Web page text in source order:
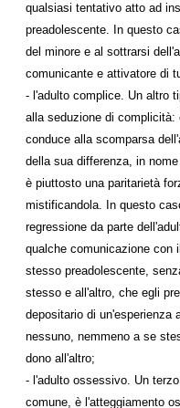
qualsiasi tentativo atto ad
preadolescente. In questo
del minore e al sottrarsi
comunicante e attivatore di
- l'adulto complice. Un altro
alla seduzione di
conduce alla scomparsa
della sua differenza, in
è piuttosto una paritarietà
mistificandola. In questo
regressione da parte
qualche comunicazione con
stesso preadolescente,
stesso e all'altro, che egli
depositario di un'esperienza
nessuno, nemmeno a se
dono all'altro;
- l'adulto ossessivo. Un
comune, è l'atteggiamento